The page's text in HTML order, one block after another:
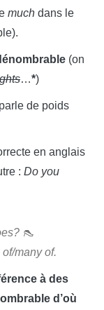
much dans le
(on
…*)
de poids
en anglais
: Do you
👠
many of.
à des
d’où